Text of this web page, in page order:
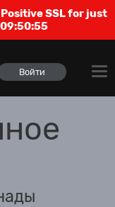
SSL for just
Войти